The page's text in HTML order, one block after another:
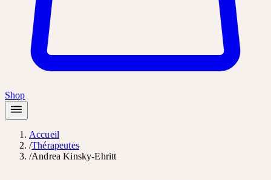
Shop
Accueil
/Thérapeutes
/Andrea Kinsky-Ehritt